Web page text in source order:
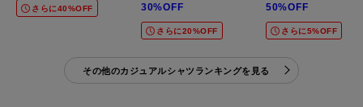
さらに40%OFF
30%OFF
さらに20%OFF
50%OFF
さらに5%OFF
その他のカジュアルシャツランキングを見る